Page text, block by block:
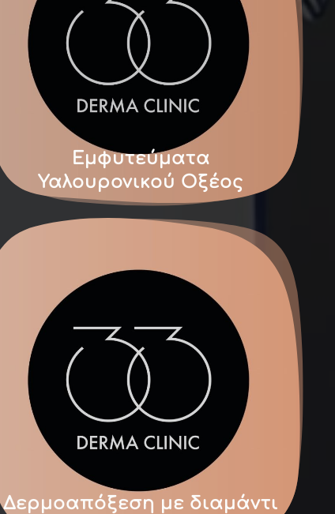
Εμφυτεύματα
Υαλουρονικού Οξέος
Δερμοαπόξεση με διαμάντι